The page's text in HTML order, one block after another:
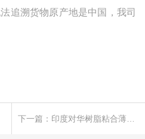
追溯货物原产地是中国，我司